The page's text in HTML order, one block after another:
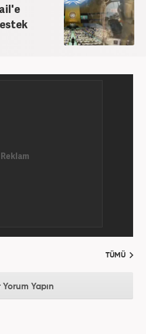
Meslek hayatına
Editörü” olarak devam
Evli ve 2 çocuk annesidir.
TÜMÜ
Yorum Yapın